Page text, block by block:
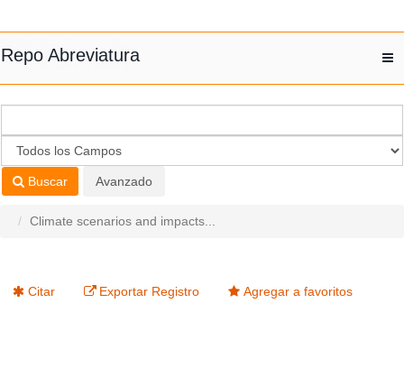
Repo Abreviatura
Buscar Avanzado
Climate scenarios and impacts...
Citar Exportar Registro Agregar a favoritos